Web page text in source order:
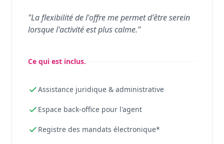
"La flexibilité de l'offre me permet d'être serein
lorsque l'activité est plus calme."
Ce qui est inclus.
Assistance juridique & administrative
Espace back-office pour l'agent
Registre des mandats électronique*